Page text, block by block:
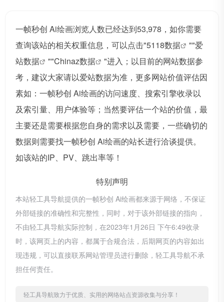
一帧秒创 Ai绘画浏览人数已经达到53,978，如你需要
查询该站的相关权重信息，可以点击"5118数据 ""爱
站数据
""Chinaz数据
"进入；以目前的网站数据参
考，建议大家请以爱站数据为准，更多网站价值评估因
素如：一帧秒创 Ai绘画的访问速度、搜索引擎收录以
及索引量、用户体验等；当然要评估一个站的价值，最
主要还是需要根据您自身的需求以及需要，一些确切的
数据则需要找一帧秒创 Ai绘画的站长进行洽谈提供。
如该站的IP、PV、跳出率等！
特别声明
本站轻工具导航提供的一帧秒创 Ai绘画都来源于网络，不保证
外部链接的准确性和完整性，同时，对于该外部链接的指向，
不由轻工具导航实际控制，在2023年1月26日 下午6:49收录
时，该网页上的内容，都属于合规合法，后期网页的内容如出
现违规，可以直接联系网站管理员进行删除，轻工具导航不承
担任何责任。
轻工具导航致力于优质、实用的网络站点资源收集与分享！